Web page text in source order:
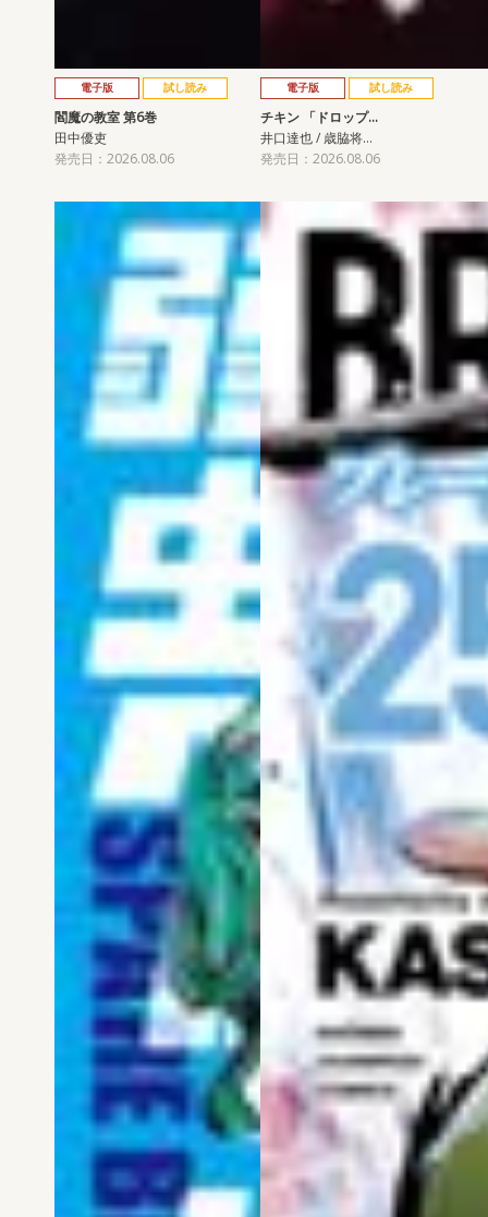
電子版 試し読み
閻魔の教室 第6巻
田中優吏
発売日：2026.08.06
電子版 試し読み
チキン 「ドロップ…
井口達也 / 歳脇将…
発売日：2026.08.06